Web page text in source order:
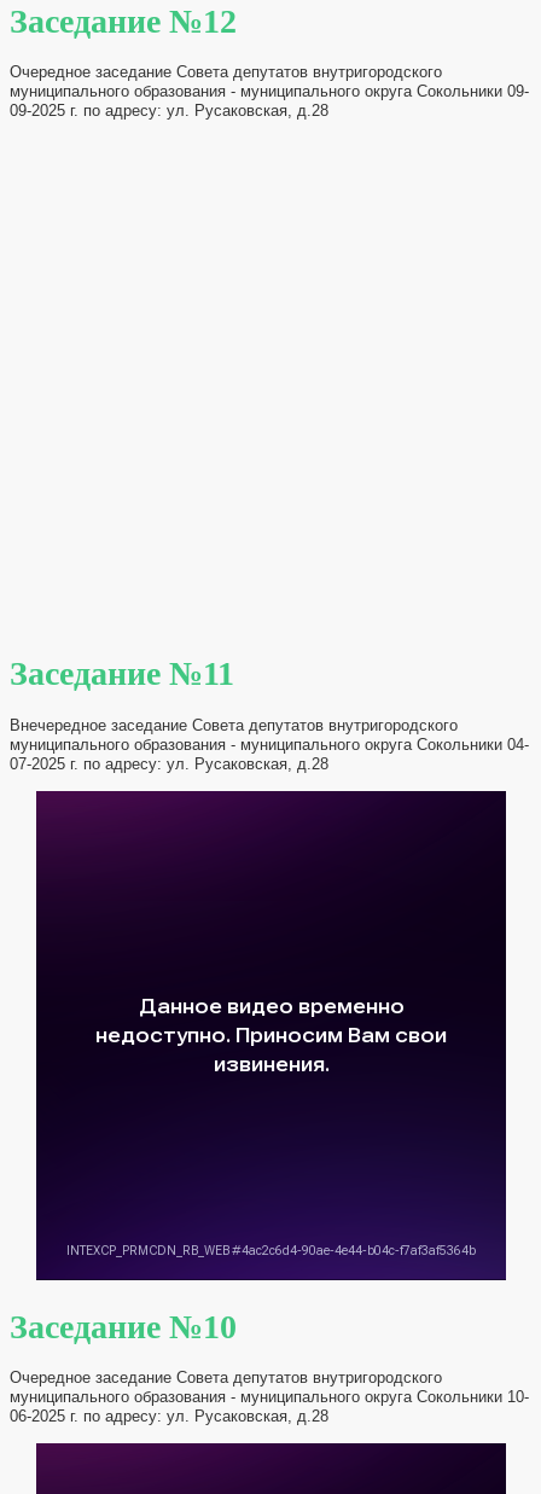
Заседание №12
Очередное заседание Совета депутатов внутригородского
муниципального образования - муниципального округа Сокольники 09-
09-2025 г. по адресу: ул. Русаковская, д.28
Заседание №11
Внечередное заседание Совета депутатов внутригородского
муниципального образования - муниципального округа Сокольники 04-
07-2025 г. по адресу: ул. Русаковская, д.28
Заседание №10
Очередное заседание Совета депутатов внутригородского
муниципального образования - муниципального округа Сокольники 10-
06-2025 г. по адресу: ул. Русаковская, д.28